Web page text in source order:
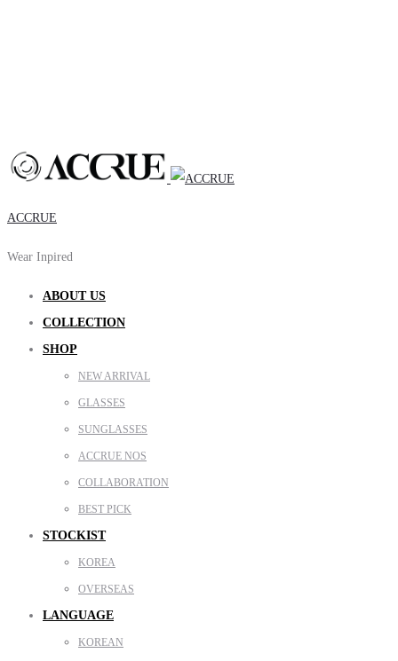
ACCRUE
Wear Inpired
ABOUT US
COLLECTION
SHOP
NEW ARRIVAL
GLASSES
SUNGLASSES
ACCRUE NOS
COLLABORATION
BEST PICK
STOCKIST
KOREA
OVERSEAS
LANGUAGE
KOREAN